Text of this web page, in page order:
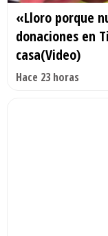
«Lloro porque
donaciones en
casa(Video)
Hace 23 horas